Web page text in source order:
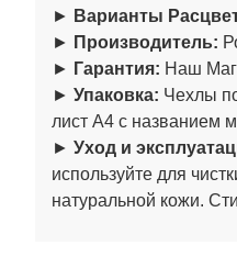
► Варианты
► Производитель:
► Гарантия: Наш
► Упаковка: Чехлы
лист А4 с названием
► Уход и
используйте для
натуральной кожи.